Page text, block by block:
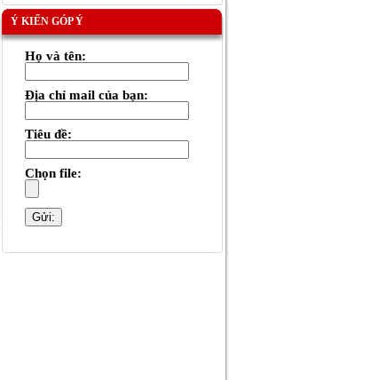
Ý KIẾN GÓP Ý
Họ và tên:
Địa chỉ mail của bạn:
Tiêu đề:
Chọn file: